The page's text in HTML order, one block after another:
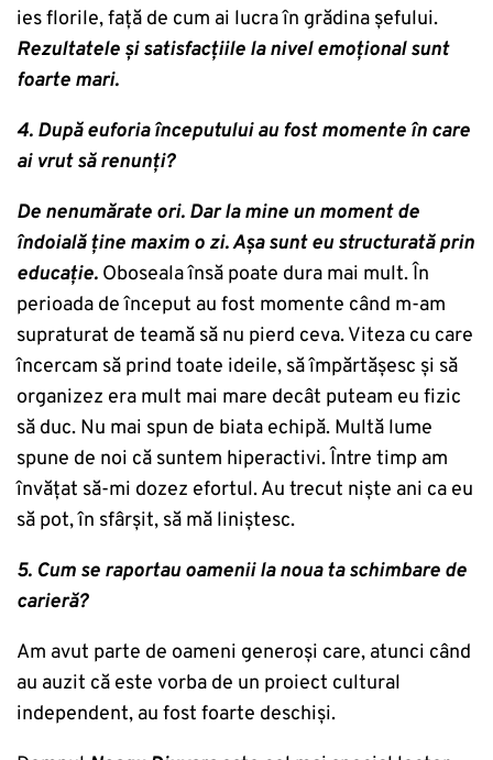
ies florile, față de cum ai lucra în grădina șefului.
Rezultatele și satisfacțiile la nivel emoțional sunt
foarte mari.
4. După euforia începutului au fost momente în care
ai vrut să renunți?
De nenumărate ori. Dar la mine un moment de
îndoială ține maxim o zi. Așa sunt eu structurată prin
educație. Oboseala însă poate dura mai mult. În
perioada de început au fost momente când m-am
supraturat de teamă să nu pierd ceva. Viteza cu care
încercam să prind toate ideile, să împărtășesc și să
organizez era mult mai mare decât puteam eu fizic
să duc. Nu mai spun de biata echipă. Multă lume
spune de noi că suntem hiperactivi. Între timp am
învățat să-mi dozez efortul. Au trecut niște ani ca eu
să pot, în sfârșit, să mă liniștesc.
5. Cum se raportau oamenii la noua ta schimbare de
carieră?
Am avut parte de oameni generoși care, atunci când
au auzit că este vorba de un proiect cultural
independent, au fost foarte deschiși.